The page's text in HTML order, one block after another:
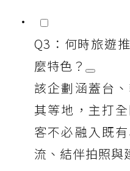
Q3：何時旅遊
麼特色？
該企劃涵蓋台
其等地，主打
客不必融入既
流、結伴拍照與